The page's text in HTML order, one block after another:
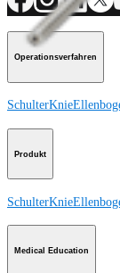
Operationsverfahren
SchulterKnie
Produkt
SchulterKnie
Medical Education